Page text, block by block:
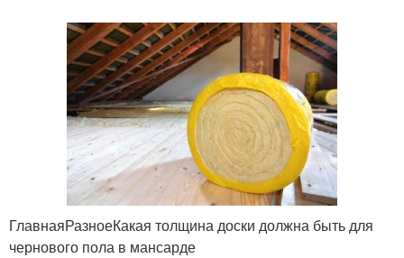
ГлавнаяРазноеКакая толщина доски должна быть для
чернового пола в мансарде